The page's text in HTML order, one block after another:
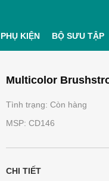
PHỤ KIỆN BỘ SƯU TẬP
Multicolor
Tình trạng: Còn hàng
MSP: CD146
CHI TIẾT